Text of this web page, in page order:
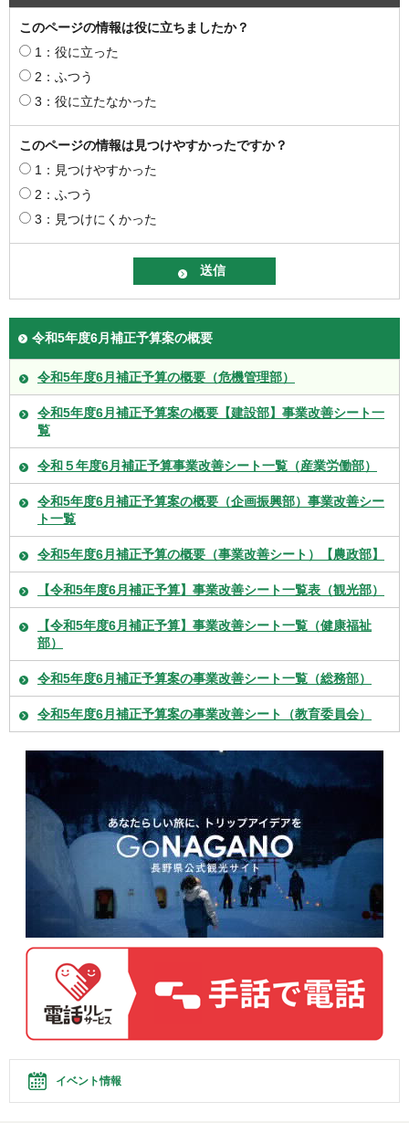
このページの情報は役に立ちましたか？
1：役に立った
2：ふつう
3：役に立たなかった
このページの情報は見つけやすかったですか？
1：見つけやすかった
2：ふつう
3：見つけにくかった
令和5年度6月補正予算案の概要
令和5年度6月補正予算の概要（危機管理部）
令和5年度6月補正予算案の概要【建設部】事業改善シート一
覧
令和５年度6月補正予算事業改善シート一覧（産業労働部）
令和5年度6月補正予算案の概要（企画振興部）事業改善シー
ト一覧
令和5年度6月補正予算の概要（事業改善シート）【農政部】
【令和5年度6月補正予算】事業改善シート一覧表（観光部）
【令和5年度6月補正予算】事業改善シート一覧（健康福祉
部）
令和5年度6月補正予算案の事業改善シート一覧（総務部）
令和5年度6月補正予算案の事業改善シート（教育委員会）
イベント情報